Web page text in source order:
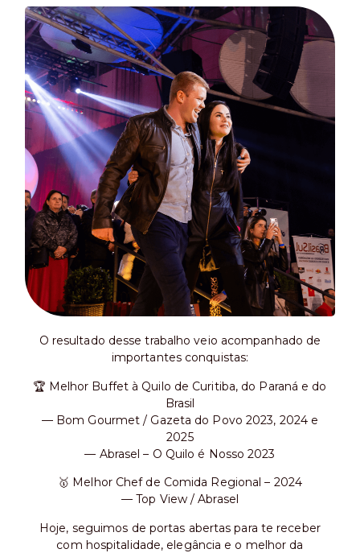
O resultado desse trabalho veio acompanhado de
importantes conquistas:
🏆 Melhor Buffet à Quilo de Curitiba, do Paraná e do
Brasil
— Bom Gourmet / Gazeta do Povo 2023, 2024 e
2025
— Abrasel – O Quilo é Nosso 2023
🥇 Melhor Chef de Comida Regional – 2024
— Top View / Abrasel
Hoje, seguimos de portas abertas para te receber
com hospitalidade, elegância e o melhor da